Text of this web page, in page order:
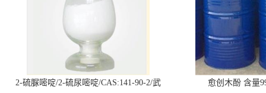
2-硫脲嘧啶/2-硫尿嘧啶/CAS:141-90-2/武
愈创木酚 含量